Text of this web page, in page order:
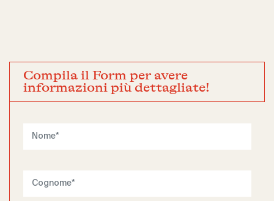
Compila il Form per avere
informazioni più dettagliate!